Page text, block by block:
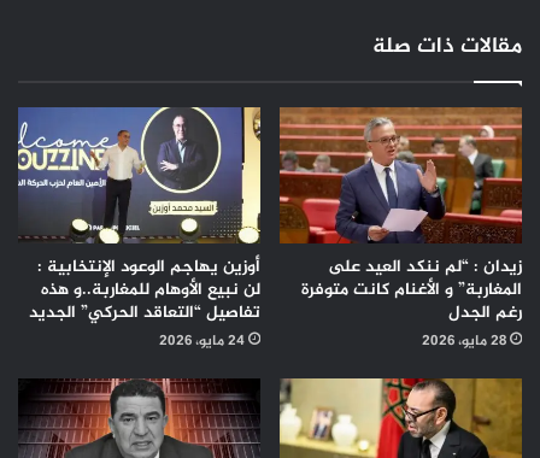
مقالات ذات صلة
زيدان : “لم ننكد العيد على
المغاربة” و الأغنام كانت متوفرة
رغم الجدل
28 مايو، 2026
أوزين يهاجم الوعود الإنتخابية :
لن نبيع الأوهام للمغاربة..و هذه
تفاصيل “التعاقد الحركي” الجديد
24 مايو، 2026